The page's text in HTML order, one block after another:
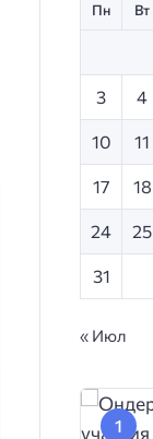
Пн Вт
3 4
10 11
17 18
24 25
31
« Июл